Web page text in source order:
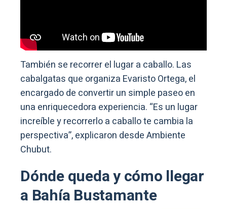
También se recorrer el lugar a caballo. Las
cabalgatas que organiza Evaristo Ortega, el
encargado de convertir un simple paseo en
una enriquecedora experiencia. “Es un lugar
increíble y recorrerlo a caballo te cambia la
perspectiva”, explicaron desde Ambiente
Chubut.
Dónde queda y cómo llegar
a Bahía Bustamante